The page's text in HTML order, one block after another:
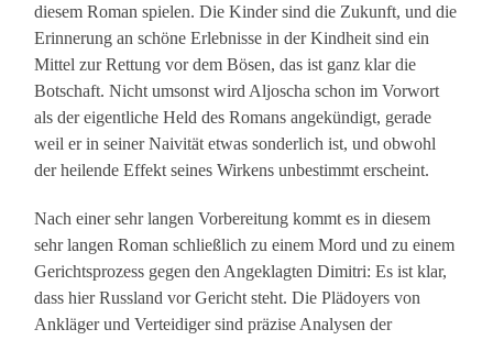
diesem Roman spielen. Die Kinder sind die Zukunft, und die
Erinnerung an schöne Erlebnisse in der Kindheit sind ein
Mittel zur Rettung vor dem Bösen, das ist ganz klar die
Botschaft. Nicht umsonst wird Aljoscha schon im Vorwort
als der eigentliche Held des Romans angekündigt, gerade
weil er in seiner Naivität etwas sonderlich ist, und obwohl
der heilende Effekt seines Wirkens unbestimmt erscheint.
Nach einer sehr langen Vorbereitung kommt es in diesem
sehr langen Roman schließlich zu einem Mord und zu einem
Gerichtsprozess gegen den Angeklagten Dimitri: Es ist klar,
dass hier Russland vor Gericht steht. Die Plädoyers von
Ankläger und Verteidiger sind präzise Analysen der